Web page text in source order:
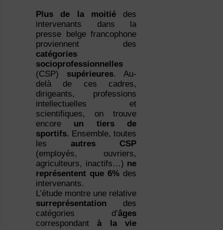
Plus de la moitiédes
intervenants dans la
presse belge francophone
proviennent des
catégories
socioprofessionnelles
(CSP) supérieures. Au-
delà de ces cadres,
dirigeants, professions
intellectuelles et
scientifiques, on trouve
encore un tiers de
sportifs. Ensemble, toutes
lesautres CSP
(employés, ouvriers,
agriculteurs, inactifs…) ne
représentent que 6% des
intervenants.
L’étude montre une relative
surreprésentationdes
catégories d’âges
correspondantà la vie